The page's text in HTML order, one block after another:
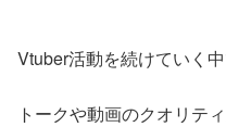
Vtuber活動を続けていく
トークや動画のクオリテ